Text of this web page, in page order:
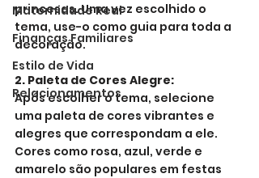
Maternidade Real
Finanças Familiares
Estilo de Vida
Relacionamentos
princesas. Uma vez escolhido o
tema, use-o como guia para toda a
decoração.
2. Paleta de Cores Alegre:
Após escolher o tema, selecione
uma paleta de cores vibrantes e
alegres que correspondam a ele.
Cores como rosa, azul, verde e
amarelo são populares em festas